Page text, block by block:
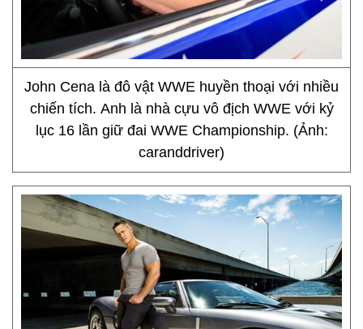
John Cena là đô vật WWE huyền thoại với nhiều
chiến tích. Anh là nhà cựu vô địch WWE với kỷ
lục 16 lần giữ đai WWE Championship. (Ảnh:
caranddriver)